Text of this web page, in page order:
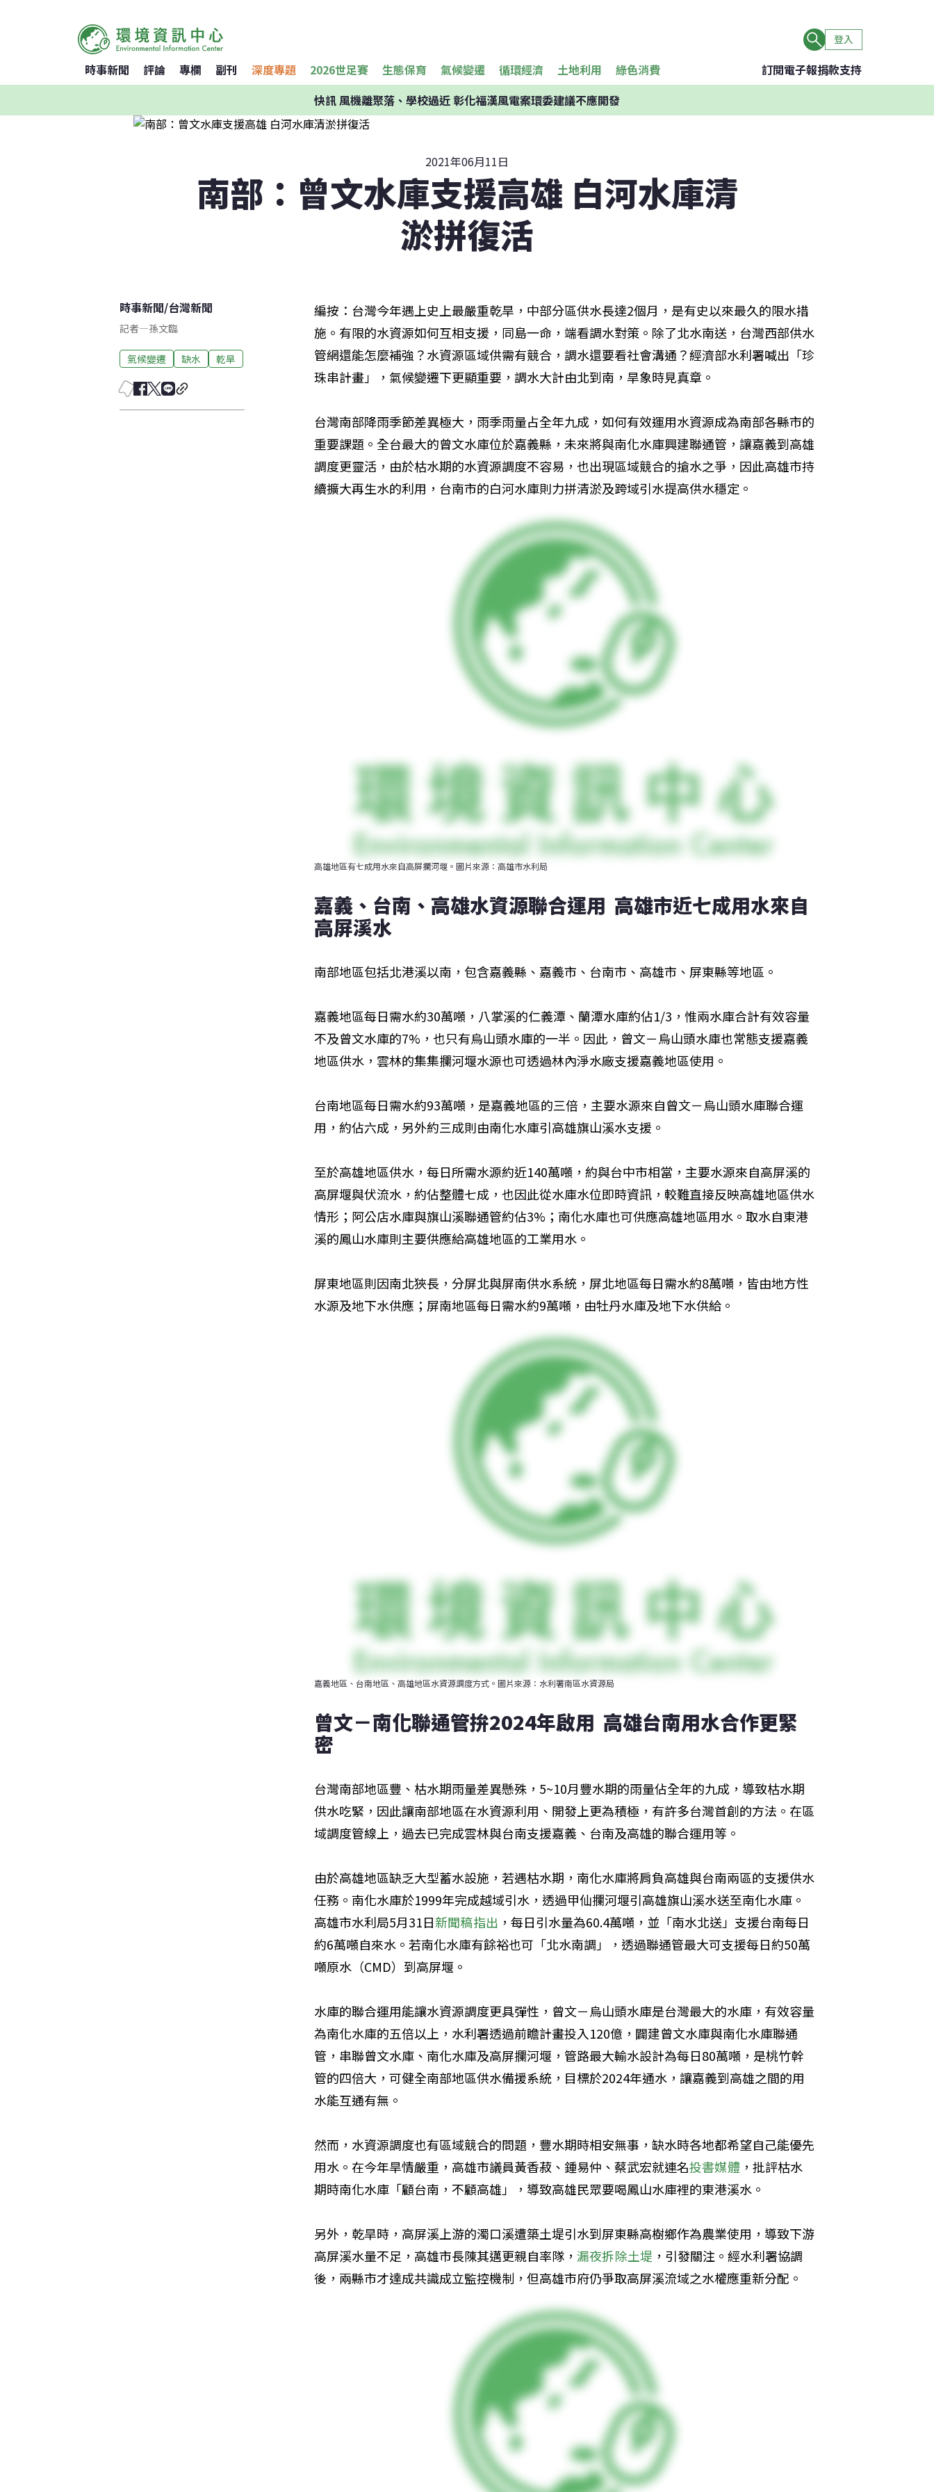
登入
時事新聞 評論 專欄 副刊 深度專題 2026世足賽 生態保育 氣候變遷 循環經濟 土地利用 綠色消費 訂閱電子報捐款支持
快訊風機離聚落、學校過近 彰化福漢風電案環委建議不應開發
2021年06月11日
南部：曾文水庫支援高雄 白河水庫清
淤拼復活
時事新聞/台灣新聞
記者—孫文臨
氣候變遷 缺水 乾旱
編按：台灣今年遇上史上最嚴重乾旱，中部分區供水長達2個月，是有史以來最久的限水措
施。有限的水資源如何互相支援，同島一命，端看調水對策。除了北水南送，台灣西部供水
管網還能怎麼補強？水資源區域供需有競合，調水還要看社會溝通？經濟部水利署喊出「珍
珠串計畫」，氣候變遷下更顯重要，調水大計由北到南，旱象時見真章。
台灣南部降雨季節差異極大，雨季雨量占全年九成，如何有效運用水資源成為南部各縣市的
重要課題。全台最大的曾文水庫位於嘉義縣，未來將與南化水庫興建聯通管，讓嘉義到高雄
調度更靈活，由於枯水期的水資源調度不容易，也出現區域競合的搶水之爭，因此高雄市持
續擴大再生水的利用，台南市的白河水庫則力拼清淤及跨域引水提高供水穩定。
高雄地區有七成用水來自高屏攔河堰。圖片來源：高雄市水利局
嘉義、台南、高雄水資源聯合運用  高雄市近七成用水來自
高屏溪水
南部地區包括北港溪以南，包含嘉義縣、嘉義市、台南市、高雄市、屏東縣等地區。
嘉義地區每日需水約30萬噸，八掌溪的仁義潭、蘭潭水庫約佔1/3，惟兩水庫合計有效容量
不及曾文水庫的7%，也只有烏山頭水庫的一半。因此，曾文－烏山頭水庫也常態支援嘉義
地區供水，雲林的集集攔河堰水源也可透過林內淨水廠支援嘉義地區使用。
台南地區每日需水約93萬噸，是嘉義地區的三倍，主要水源來自曾文－烏山頭水庫聯合運
用，約佔六成，另外約三成則由南化水庫引高雄旗山溪水支援。
至於高雄地區供水，每日所需水源約近140萬噸，約與台中市相當，主要水源來自高屏溪的
高屏堰與伏流水，約佔整體七成，也因此從水庫水位即時資訊，較難直接反映高雄地區供水
情形；阿公店水庫與旗山溪聯通管約佔3%；南化水庫也可供應高雄地區用水。取水自東港
溪的鳳山水庫則主要供應給高雄地區的工業用水。
屏東地區則因南北狹長，分屏北與屏南供水系統，屏北地區每日需水約8萬噸，皆由地方性
水源及地下水供應；屏南地區每日需水約9萬噸，由牡丹水庫及地下水供給。
嘉義地區、台南地區、高雄地區水資源調度方式。圖片來源：水利署南區水資源局
曾文－南化聯通管拚2024年啟用  高雄台南用水合作更緊
密
台灣南部地區豐、枯水期雨量差異懸殊，5~10月豐水期的雨量佔全年的九成，導致枯水期
供水吃緊，因此讓南部地區在水資源利用、開發上更為積極，有許多台灣首創的方法。在區
域調度管線上，過去已完成雲林與台南支援嘉義、台南及高雄的聯合運用等。
由於高雄地區缺乏大型蓄水設施，若遇枯水期，南化水庫將肩負高雄與台南兩區的支援供水
任務。南化水庫於1999年完成越域引水，透過甲仙攔河堰引高雄旗山溪水送至南化水庫。
高雄市水利局5月31日新聞稿指出 ，每日引水量為60.4萬噸，並「南水北送」支援台南每日
約6萬噸自來水。若南化水庫有餘裕也可「北水南調」，透過聯通管最大可支援每日約50萬
噸原水（CMD）到高屏堰。
水庫的聯合運用能讓水資源調度更具彈性，曾文－烏山頭水庫是台灣最大的水庫，有效容量
為南化水庫的五倍以上，水利署透過前瞻計畫投入120億，闢建曾文水庫與南化水庫聯通
管，串聯曾文水庫、南化水庫及高屏攔河堰，管路最大輸水設計為每日80萬噸，是桃竹幹
管的四倍大，可健全南部地區供水備援系統，目標於2024年通水，讓嘉義到高雄之間的用
水能互通有無。
然而，水資源調度也有區域競合的問題，豐水期時相安無事，缺水時各地都希望自己能優先
用水。在今年旱情嚴重，高雄市議員黃香菽、鍾易仲、蔡武宏就連名投書媒體，批評枯水
期時南化水庫「顧台南，不顧高雄」，導致高雄民眾要喝鳳山水庫裡的東港溪水。
另外，乾旱時，高屏溪上游的濁口溪遭築土堤引水到屏東縣高樹鄉作為農業使用，導致下游
高屏溪水量不足，高雄市長陳其邁更親自率隊， 漏夜拆除土堤 ，引發關注。經水利署協調
後，兩縣市才達成共識成立監控機制，但高雄市府仍爭取高屏溪流域之水權應重新分配。